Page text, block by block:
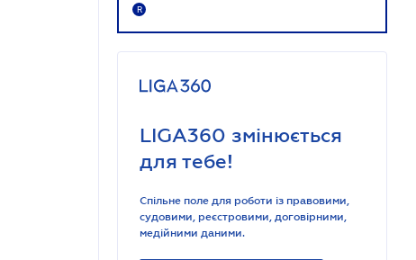
R
LIGA360 змінюється
для тебе!
Спільне поле для роботи із правовими,
судовими, реєстровими, договірними,
медійними даними.